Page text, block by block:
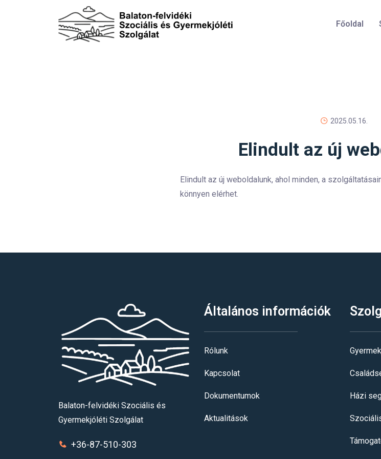
Főoldal
2025.05.16.
Elindult az új
Elindult az új weboldalunk, ahol minden, a
könnyen elérhet.
Balaton-felvidéki Szociális és
Gyermekjóléti Szolgálat
+36-87-510-303
Általános információk
Rólunk
Kapcsolat
Dokumentumok
Aktualitások
Házi